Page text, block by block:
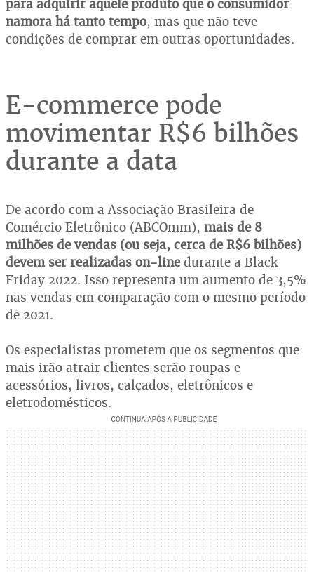
para adquirir aquele produto que o consumidor
namora há tanto tempo, mas que não teve
condições de comprar em outras oportunidades.
E-commerce pode
movimentar R$6 bilhões
durante a data
De acordo com a Associação Brasileira de
Comércio Eletrônico (ABCOmm), mais de 8
milhões de vendas (ou seja, cerca de R$6 bilhões)
devem ser realizadas on-linedurante a Black
Friday 2022. Isso representa um aumento de 3,5%
nas vendas em comparação com o mesmo período
de 2021.
Os especialistas prometem que os segmentos que
mais irão atrair clientes serão roupas e
acessórios, livros, calçados, eletrônicos e
eletrodomésticos.